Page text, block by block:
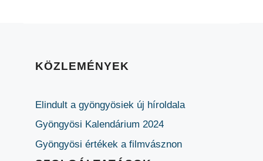
KÖZLEMÉNYEK
Elindult a gyöngyösiek új híroldala
Gyöngyösi Kalendárium 2024
Gyöngyösi értékek a filmvásznon